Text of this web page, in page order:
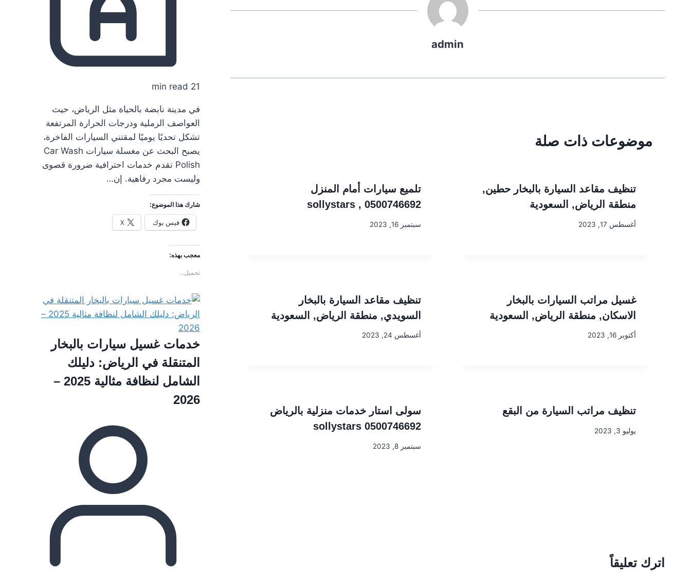
admin
موضوعات ذات صلة
تنظيف مقاعد السيارة بالبخار حطين,
منطقة الرياض, السعودية
أغسطس 17, 2023
تلميع سيارات أمام المنزل
0500746692 , sollystars
سبتمبر 16, 2023
غسيل مراتب السيارات بالبخار
الاسكان, منطقة الرياض, السعودية
أكتوبر 16, 2023
تنظيف مقاعد السيارة بالبخار
السويدي, منطقة الرياض, السعودية
أغسطس 24, 2023
تنظيف مراتب السيارة من البقع
يوليو 3, 2023
سولى استار خدمات منزلية بالرياض
sollystars 0500746692
سبتمبر 8, 2023
اترك تعليقاً
21 min read
في مدينة نابضة بالحياة مثل الرياض، حيث
العواصف الرملية ودرجات الحرارة المرتفعة
تشكل تحديًا يوميًا لمقتني السيارات الفاخرة،
يصبح البحث عن مغسلة سيارات Car Wash
Polish تقدم خدمات احترافية ضرورة قصوى
وليست مجرد رفاهية. إن…
شارك هذا الموضوع:
فيس بوك X
معجب بهذه:
تحميل...
خدمات غسيل سيارات بالبخار
المتنقلة في الرياض: دليلك
الشامل لنظافة مثالية 2025 –
2026